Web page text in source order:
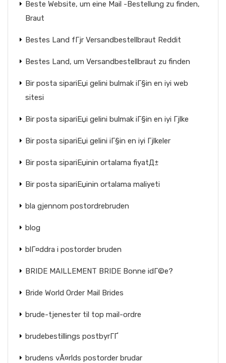
Beste Website, um eine Mail -Bestellung zu finden,
Braut
Bestes Land fГјr Versandbestellbraut Reddit
Bestes Land, um Versandbestellbraut zu finden
Bir posta sipariЕџi gelini bulmak iГ§in en iyi web
sitesi
Bir posta sipariЕџi gelini bulmak iГ§in en iyi Гјlke
Bir posta sipariЕџi gelini iГ§in en iyi Гјlkeler
Bir posta sipariЕџinin ortalama fiyatД±
Bir posta sipariЕџinin ortalama maliyeti
bla gjennom postordrebruden
blog
blГ¤ddra i postorder bruden
BRIDE MAILLEMENT BRIDE Bonne idГ©e?
Bride World Order Mail Brides
brude-tjenester til top mail-ordre
brudebestillings postbyrГҐ
brudens vÃ¤rlds postorder brudar